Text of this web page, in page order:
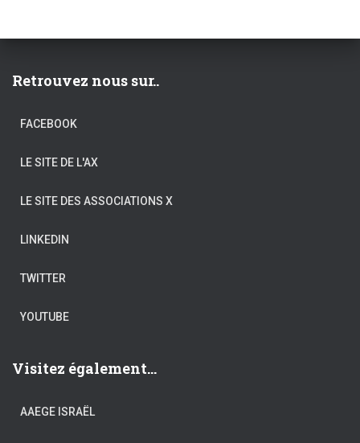
Retrouvez nous sur..
FACEBOOK
LE SITE DE L'AX
LE SITE DES ASSOCIATIONS X
LINKEDIN
TWITTER
YOUTUBE
Visitez également...
AAEGE ISRAËL